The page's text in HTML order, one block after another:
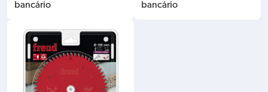
bancário
bancário